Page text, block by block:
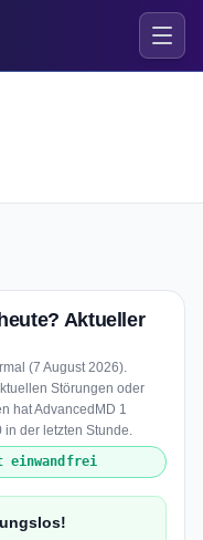
Aktueller
(7 August 2026).
Störungen oder
hat AdvancedMD 1
in der letzten Stunde.
einwandfrei